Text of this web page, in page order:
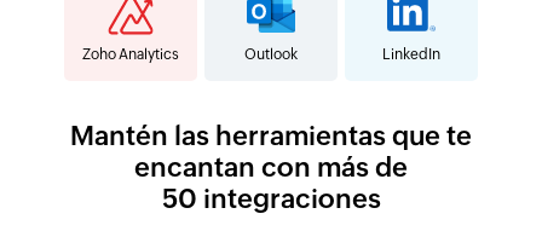
Zoho Analytics Outlook LinkedIn
Mantén las herramientas que te
encantan con más de
50 integraciones